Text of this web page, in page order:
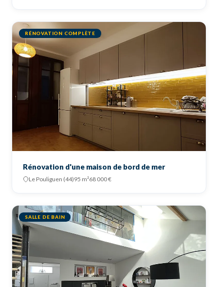
RÉNOVATION COMPLÈTE
Rénovation d'une maison de bord de mer
Le Pouliguen (44)95 m²68 000 €
SALLE DE BAIN